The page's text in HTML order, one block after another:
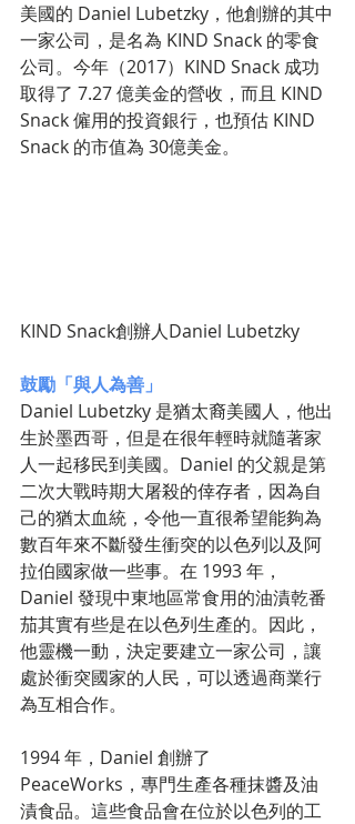
美國的 Daniel Lubetzky，他創辦的其中
一家公司，是名為 KIND Snack 的零食
公司。今年（2017）KIND Snack 成功
取得了 7.27 億美金的營收，而且 KIND
Snack 僱用的投資銀行，也預估 KIND
Snack 的市值為 30億美金。
KIND Snack創辦人Daniel Lubetzky
鼓勵「與人為善」
Daniel Lubetzky 是猶太裔美國人，他出
生於墨西哥，但是在很年輕時就隨著家
人一起移民到美國。Daniel 的父親是第
二次大戰時期大屠殺的倖存者，因為自
己的猶太血統，令他一直很希望能夠為
數百年來不斷發生衝突的以色列以及阿
拉伯國家做一些事。在 1993 年，
Daniel 發現中東地區常食用的油漬乾番
茄其實有些是在以色列生產的。因此，
他靈機一動，決定要建立一家公司，讓
處於衝突國家的人民，可以透過商業行
為互相合作。
1994 年，Daniel 創辦了
PeaceWorks，專門生產各種抹醬及油
漬食品。這些食品會在位於以色列的工